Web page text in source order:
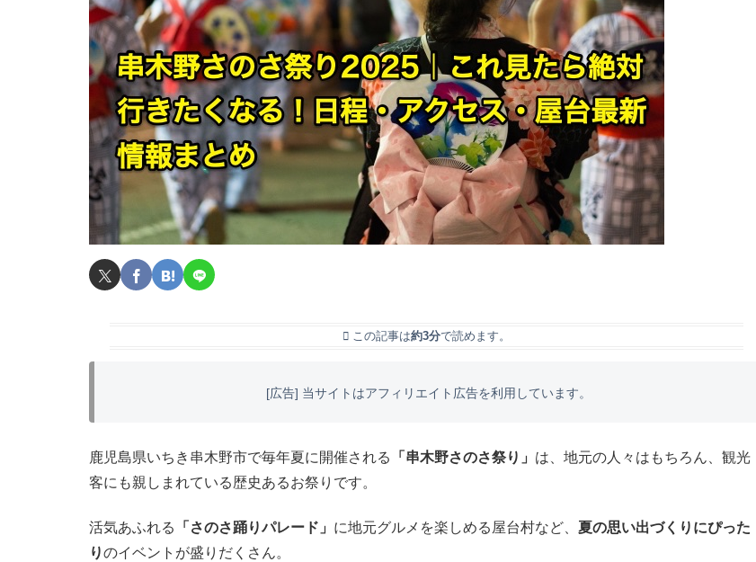
この記事は約3分で読めます。
[広告] 当サイトはアフィリエイト広告を利用しています。
鹿児島県いちき串木野市で毎年夏に開催される 「串木野さのさ祭り」 は、地元の人々はもちろん、観光
客にも親しまれている歴史あるお祭りです。
活気あふれる 「さのさ踊りパレード」 に地元グルメを楽しめる屋台村など、 夏の思い出づくりにぴった
りのイベントが盛りだくさん。